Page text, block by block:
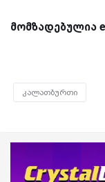
მომზადებულია
კალათბურთი